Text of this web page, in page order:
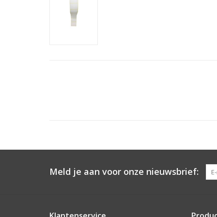
Meld je aan voor onze nieuwsbrief: